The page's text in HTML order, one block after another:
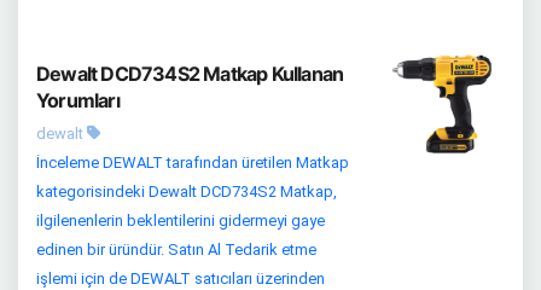
Dewalt DCD734S2 Matkap Kullanan
Yorumları
dewalt
İnceleme DEWALT tarafından üretilen Matkap
kategorisindeki Dewalt DCD734S2 Matkap,
ilgilenenlerin beklentilerini gidermeyi gaye
edinen bir üründür. Satın Al Tedarik etme
işlemi için de DEWALT satıcıları üzerinden